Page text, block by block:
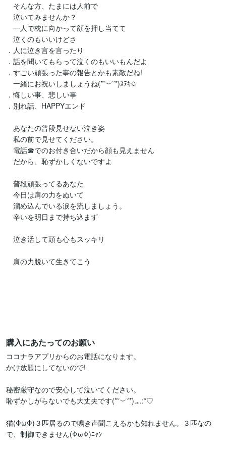
そんな方、たまには人前で
泣いてみませんか？
一人で枕に向かって顔を押し当てて
泣くのもいいけどさ
．人に泣き言を言ったり
．話を聞いてもらって泣くのもいいもんだよ
．すごい頑張った事の報告とかも素敵だね!
一緒にお祝いしましょうね(*˘︶˘*)ｽﾃｷ✩
．悔しい事、悲しい事
．別れ話、HAPPYエンド
あなたの普段見せない泣き姿
私の前で見せてください。
電話☎でのお付き合いだから顔も見えません
だから、恥ずかしくないですよ
普段頑張ってるあなた
今日は肩の力をぬいて
溜め込んでいる涙を流しましょう。
辛いを明日まで持ち込まず
泣き活して頭も心もスッキリ
肩の力脱いて生きてこう
購入にあたってのお願い
ココナラアプリからのお電話になります。
かけ放題にしてないので!
秘密厳守なので安心して泣いてください。
恥ずかしがらないでも大丈夫です(*˘︶˘*).｡.:*♡
猫(ΦωΦ)３匹居るので鳴き声聞こえるかも知れません。３匹なの
で、制御できません(ΦωΦ)ﾆｬﾝ